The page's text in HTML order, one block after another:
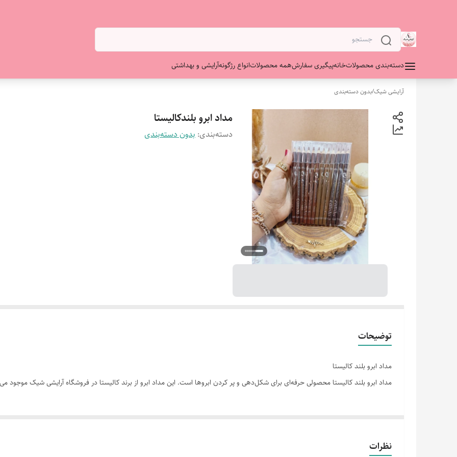
دسته‌بندی محصولاتخانهپیگیری سفارشهمه محصولاتانواع رژگونهآرایشی و بهداشتی
آرایشی شیک/بدون دسته‌بندی
مداد ابرو بلندکالیستا
دسته‌بندی: بدون دسته‌بندی
توضیحات
مداد ابرو بلند کالیستا
مداد ابرو بلند کالیستا محصولی حرفه‌ای برای شکل‌دهی و پر کردن ابروها است. این مداد ابرو از برند کالیستا در فروشگاه آرایشی شیک موجود
نظرات